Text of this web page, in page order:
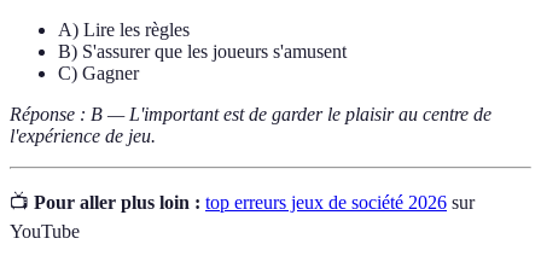
A) Lire les règles
B) S'assurer que les joueurs s'amusent
C) Gagner
Réponse : B — L'important est de garder le plaisir au centre de
l'expérience de jeu.
📺 Pour aller plus loin : top erreurs jeux de société 2026 sur
YouTube